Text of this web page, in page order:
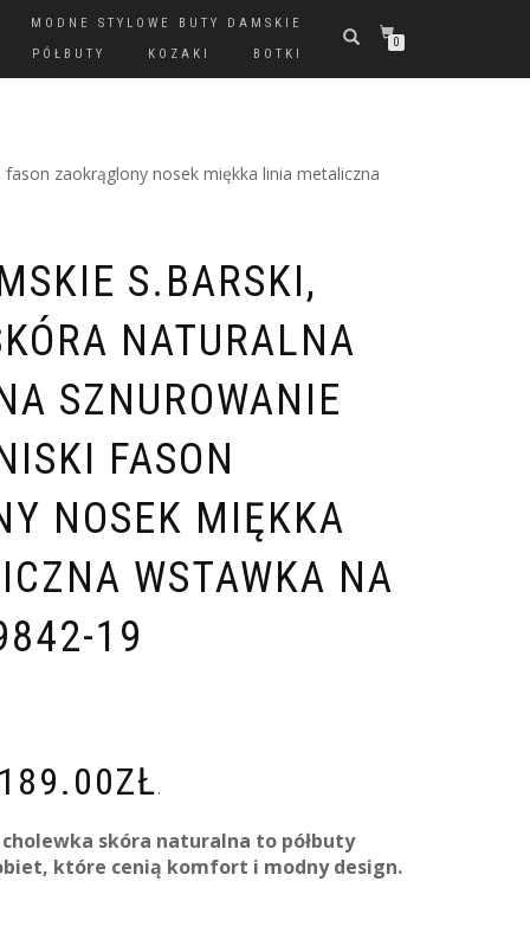
MODNE STYLOWE BUTY DAMSKIE
PÓŁBUTY
KOZAKI BOTKI
0
zaokrąglony nosek miękka linia metaliczna
S.BARSKI,
NATURALNA
SZNUROWANIE
FASON
NOSEK MIĘKKA
WSTAWKA NA
19
ZŁ.
cholewka skóra naturalna to półbuty
które cenią komfort i modny design.